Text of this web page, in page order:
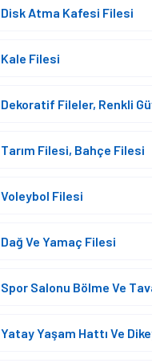
Disk Atma Kafesi Filesi
Kale Filesi
Dekoratif Fileler, Renkli
Tarım Filesi, Bahçe Filesi
Voleybol Filesi
Dağ Ve Yamaç Filesi
Spor Salonu Bölme Ve
Yatay Yaşam Hattı Ve